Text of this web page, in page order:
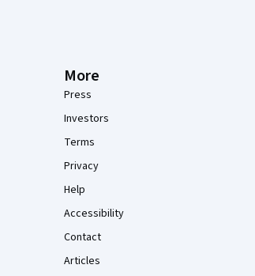
More
Press
Investors
Terms
Privacy
Help
Accessibility
Contact
Articles